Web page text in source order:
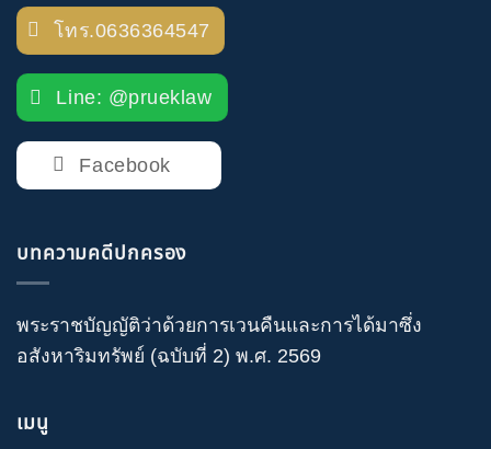
โทร.0636364547
Line: @prueklaw
Facebook
บทความคดีปกครอง
พระราชบัญญัติว่าด้วยการเวนคืนและการได้มาซึ่ง
อสังหาริมทรัพย์ (ฉบับที่ 2) พ.ศ. 2569
เมนู